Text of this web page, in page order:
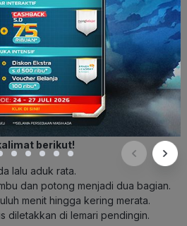
Menengah Pertama
Prosedur
berikut!
lalu aduk rata.
dan potong menjadi dua bagian.
menit hingga kering merata.
diletakkan di lemari pendingin.